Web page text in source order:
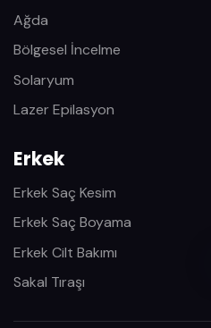
Ağda
Bölgesel İncelme
Solaryum
Lazer Epilasyon
Erkek
Erkek Saç Kesim
Erkek Saç Boyama
Erkek Cilt Bakımı
Sakal Tıraşı